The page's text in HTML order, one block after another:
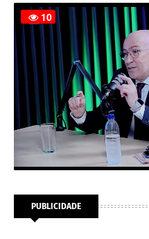
PUBLICIDADE